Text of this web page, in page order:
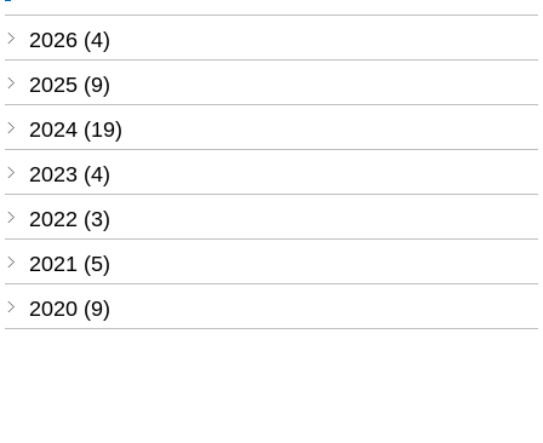
2026 (4)
2025 (9)
2024 (19)
2023 (4)
2022 (3)
2021 (5)
2020 (9)